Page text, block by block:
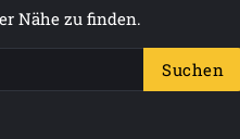
Nähe zu finden.
Suchen